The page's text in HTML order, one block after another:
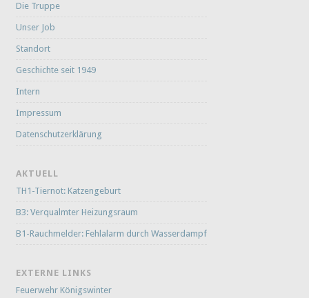
Die Truppe
Unser Job
Standort
Geschichte seit 1949
Intern
Impressum
Datenschutzerklärung
AKTUELL
TH1-Tiernot: Katzengeburt
B3: Verqualmter Heizungsraum
B1-Rauchmelder: Fehlalarm durch Wasserdampf
EXTERNE LINKS
Feuerwehr Königswinter